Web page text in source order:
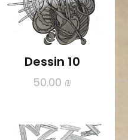
Dessin 10
50.00 ₪